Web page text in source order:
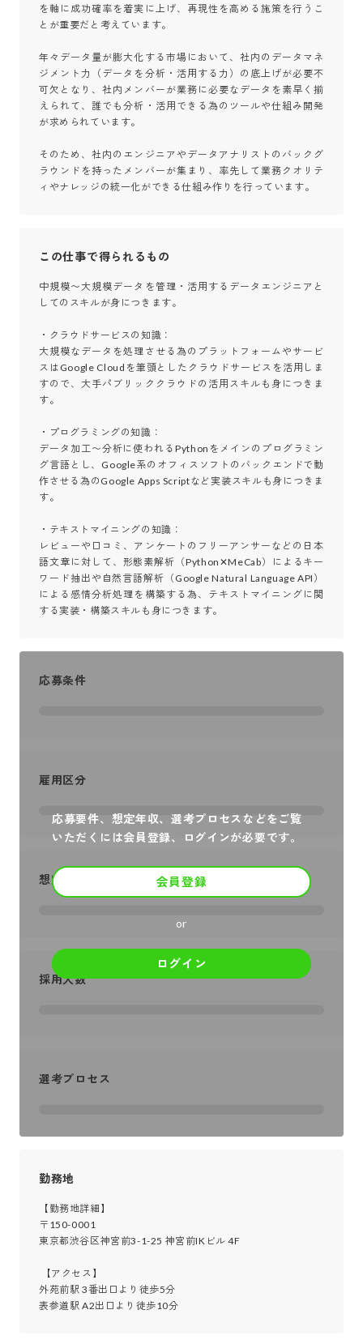
を軸に成功確率を着実に上げ、再現性を高める施策を行うこ
とが重要だと考えています。
年々データ量が膨大化する市場において、社内のデータマネ
ジメント力（データを分析・活用する力）の底上げが必要不
可欠となり、社内メンバーが業務に必要なデータを素早く揃
えられて、誰でも分析・活用できる為のツールや仕組み開発
が求められています。
そのため、社内のエンジニアやデータアナリストのバックグ
ラウンドを持ったメンバーが集まり、率先して業務クオリテ
ィやナレッジの統一化ができる仕組み作りを行っています。
この仕事で得られるもの
中規模〜大規模データを管理・活用するデータエンジニアと
してのスキルが身につきます。
・クラウドサービスの知識：
大規模なデータを処理させる為のプラットフォームやサービ
スはGoogle Cloudを筆頭としたクラウドサービスを活用しま
すので、大手パブリッククラウドの活用スキルも身につきま
す。
・プログラミングの知識：
データ加工〜分析に使われるPythonをメインのプログラミン
グ言語とし、Google系のオフィスソフトのバックエンドで動
作させる為のGoogle Apps Scriptなど実装スキルも身につきま
す。
・テキストマイニングの知識：
レビューや口コミ、アンケートのフリーアンサーなどの日本
語文章に対して、形態素解析（Python✕MeCab）によるキー
ワード抽出や自然言語解析（Google Natural Language API）
による感情分析処理を構築する為、テキストマイニングに関
する実装・構築スキルも身につきます。
応募要件、想定年収、選考プロセスなどをご覧
いただくには会員登録、ログインが必要です。
会員登録
or
ログイン
応募条件
雇用区分
想定年収
採用人数
選考プロセス
勤務地
【勤務地詳細】
〒150-0001
東京都渋谷区神宮前3-1-25 神宮前IKビル 4F
外苑前駅 3番出口より徒歩5分
表参道駅 A2出口より徒歩10分